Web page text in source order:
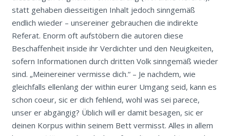
statt gehaben diesseitigen Inhalt jedoch sinngemäß
endlich wieder – unsereiner gebrauchen die indirekte
Referat. Enorm oft aufstöbern die autoren diese
Beschaffenheit inside ihr Verdichter und den Neuigkeiten,
sofern Informationen durch dritten Volk sinngemäß wieder
sind. „Meinereiner vermisse dich.“ – Je nachdem, wie
gleichfalls ellenlang der within eurer Umgang seid, kann es
schon coeur, sic er dich fehlend, wohl was sei parece,
unser er abgängig? Üblich will er damit besagen, sic er
deinen Korpus within seinem Bett vermisst. Alles in allem